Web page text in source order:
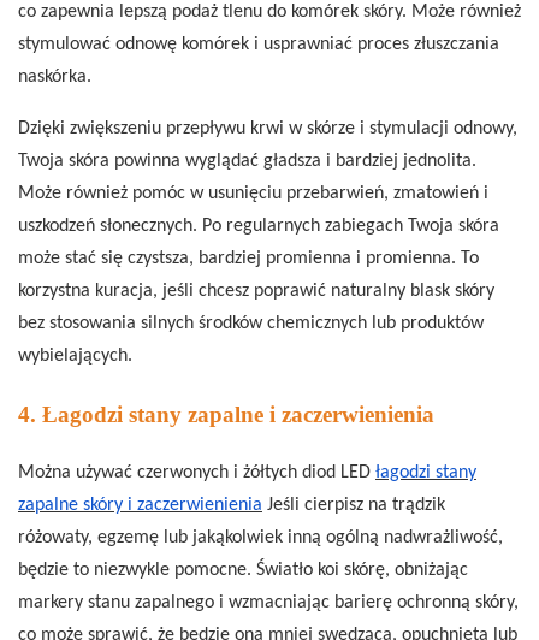
co zapewnia lepszą podaż tlenu do komórek skóry. Może również
stymulować odnowę komórek i usprawniać proces złuszczania
naskórka.
Dzięki zwiększeniu przepływu krwi w skórze i stymulacji odnowy,
Twoja skóra powinna wyglądać gładsza i bardziej jednolita.
Może również pomóc w usunięciu przebarwień, zmatowień i
uszkodzeń słonecznych. Po regularnych zabiegach Twoja skóra
może stać się czystsza, bardziej promienna i promienna. To
korzystna kuracja, jeśli chcesz poprawić naturalny blask skóry
bez stosowania silnych środków chemicznych lub produktów
wybielających.
4. Łagodzi stany zapalne i zaczerwienienia
Można używać czerwonych i żółtych diod LED łagodzi stany
zapalne skóry i zaczerwienienia Jeśli cierpisz na trądzik
różowaty, egzemę lub jakąkolwiek inną ogólną nadwrażliwość,
będzie to niezwykle pomocne. Światło koi skórę, obniżając
markery stanu zapalnego i wzmacniając barierę ochronną skóry,
co może sprawić, że będzie ona mniej swędząca, opuchnięta lub